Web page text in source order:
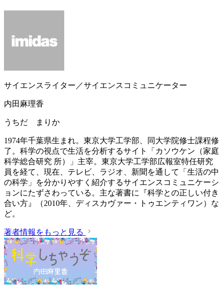
サイエンスライター／サイエンスコミュニケーター
内田麻理香
うちだ まりか
1974年千葉県生まれ。東京大学工学部、同大学院修士課程修
了。科学の視点で生活を分析するサイト「カソウケン（家庭
科学総合研究 所）」主宰。東京大学工学部広報室特任研究
員を経て、現在、テレビ、ラジオ、新聞を通して「生活の中
の科学」を分かりやすく紹介するサイエンスコミュニケーシ
ョンにたずさわっている。主な著書に『科学との正しい付き
合い方』（2010年、ディスカヴァー・トゥエンティワン）な
ど。
著者情報をもっと見る